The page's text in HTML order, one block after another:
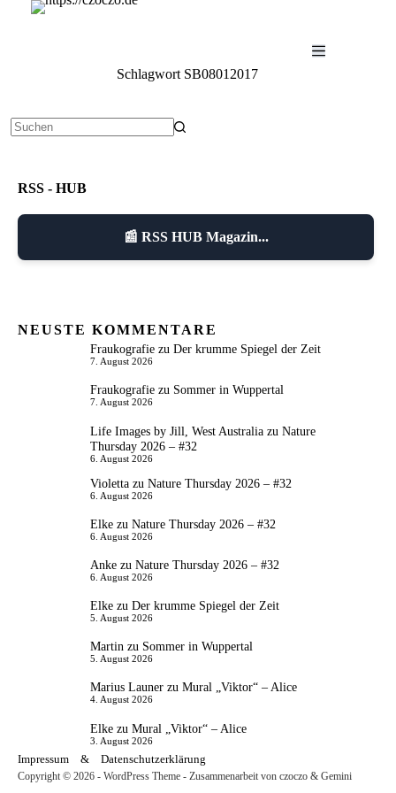
SchlagwortSB08012017
RSS - HUB
📰 RSS HUB Magazin...
NEUSTE KOMMENTARE
Fraukografiezu Der krumme Spiegel der Zeit
7. August 2026
Fraukografiezu Sommer in Wuppertal
7. August 2026
Life Images by Jill, West Australiazu Nature
Thursday 2026 – #32
6. August 2026
Violettazu Nature Thursday 2026 – #32
6. August 2026
Elkezu Nature Thursday 2026 – #32
6. August 2026
Ankezu Nature Thursday 2026 – #32
6. August 2026
Elkezu Der krumme Spiegel der Zeit
5. August 2026
Martinzu Sommer in Wuppertal
5. August 2026
Marius Launerzu Mural „Viktor“ – Alice
4. August 2026
Elkezu Mural „Viktor“ – Alice
3. August 2026
Impressum & Datenschutzerklärung
Copyright © 2026 - WordPress Theme - Zusammenarbeit von czoczo & Gemini